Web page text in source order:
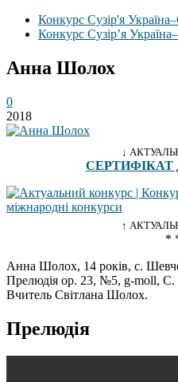
Конкурс Сузір'я
Конкурс Сузір’я
Анна Шолох
0
2018
↓
СЕРТИФІКАТ
↑
*
Анна Шолох, 14 років, с.
Прелюдія op. 23, №5, g-moll, С.
Вчитель Світлана Шолох.
Прелюдія